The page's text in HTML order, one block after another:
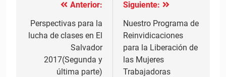
Navegación
de
entradas
Anterior:
Perspectivas para la
lucha de clases en El
Salvador
2017(Segunda y
última parte)
Siguiente:
Nuestro Programa de
Reinvidicaciones
para la Liberación de
las Mujeres
Trabajadoras